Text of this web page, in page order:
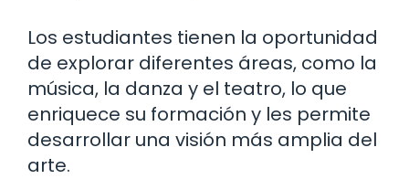
Los estudiantes tienen la oportunidad
de explorar diferentes áreas, como la
música, la danza y el teatro, lo que
enriquece su formación y les permite
desarrollar una visión más amplia del
arte.